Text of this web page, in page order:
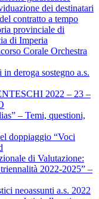
dei destinatari
contratto a tempo
provinciale di
di Imperia
Corale Orchestra
deroga sostegno a.s.
2022 – 23 –
– Temi, questioni,
doppiaggio “Voci
di Valutazione:
2022-2025” –
neoassunti a.s. 2022